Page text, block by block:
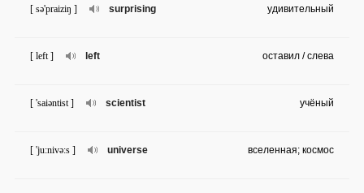
surprising
[ sə'praiziŋ ] удивительный
left
[ left ] оставил / слева
scientist
[ 'saiəntist ] учёный
universe
[ 'ju:nivə:s ] вселенная; космос